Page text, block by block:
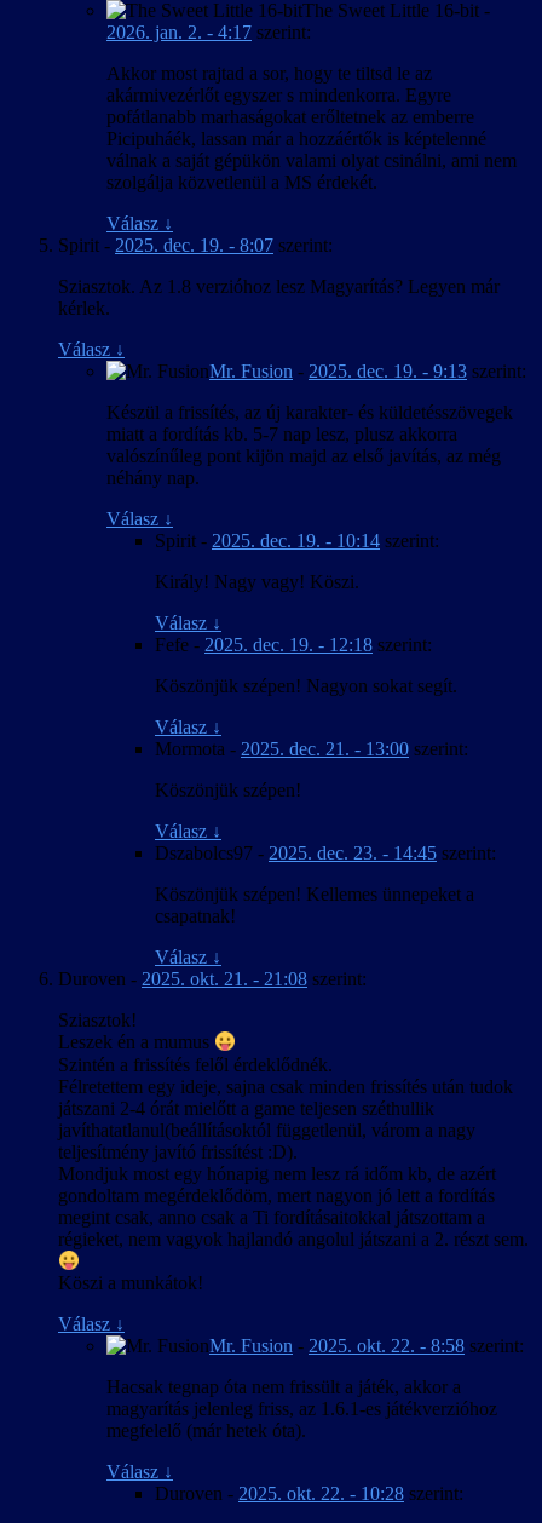
The Sweet Little 16-bit -
2026. jan. 2. - 4:17 szerint:
Akkor most rajtad a sor, hogy te tiltsd le az
akármivezérlőt egyszer s mindenkorra. Egyre
pofátlanabb marhaságokat erőltetnek az emberre
Picipuháék, lassan már a hozzáértők is képtelenné
válnak a saját gépükön valami olyat csinálni, ami nem
szolgálja közvetlenül a MS érdekét.
Válasz ↓
Spirit - 2025. dec. 19. - 8:07 szerint:
Sziasztok. Az 1.8 verzióhoz lesz Magyarítás? Legyen már
kérlek.
Válasz ↓
Mr. Fusion - 2025. dec. 19. - 9:13 szerint:
Készül a frissítés, az új karakter- és küldetésszövegek
miatt a fordítás kb. 5-7 nap lesz, plusz akkorra
valószínűleg pont kijön majd az első javítás, az még
néhány nap.
Válasz ↓
Spirit - 2025. dec. 19. - 10:14 szerint:
Király! Nagy vagy! Köszi.
Válasz ↓
Fefe - 2025. dec. 19. - 12:18 szerint:
Köszönjük szépen! Nagyon sokat segít.
Válasz ↓
Mormota - 2025. dec. 21. - 13:00 szerint:
Köszönjük szépen!
Válasz ↓
Dszabolcs97 - 2025. dec. 23. - 14:45 szerint:
Köszönjük szépen! Kellemes ünnepeket a
csapatnak!
Válasz ↓
Duroven - 2025. okt. 21. - 21:08 szerint:
Sziasztok!
Leszek én a mumus
Szintén a frissítés felől érdeklődnék.
Félretettem egy ideje, sajna csak minden frissítés után tudok
játszani 2-4 órát mielőtt a game teljesen széthullik
javíthatatlanul(beállításoktól függetlenül, várom a nagy
teljesítmény javító frissítést :D).
Mondjuk most egy hónapig nem lesz rá időm kb, de azért
gondoltam megérdeklődöm, mert nagyon jó lett a fordítás
megint csak, anno csak a Ti fordításaitokkal játszottam a
régieket, nem vagyok hajlandó angolul játszani a 2. részt sem.
Köszi a munkátok!
Válasz ↓
Mr. Fusion - 2025. okt. 22. - 8:58 szerint:
Hacsak tegnap óta nem frissült a játék, akkor a
magyarítás jelenleg friss, az 1.6.1-es játékverzióhoz
megfelelő (már hetek óta).
Válasz ↓
Duroven - 2025. okt. 22. - 10:28 szerint: